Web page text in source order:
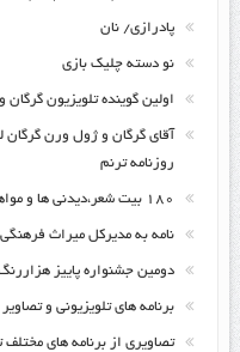
پادرازی/ نان
نو دسته چلیک بازی
اولین گوینده تلویزیون
آقای گرگان و ژول ورن گرگان
روزنامه ترنم
۱۸۰ بیت شعر،دیدنی ها و مواهب خداوندی در آن ،پائیز ۹۲
نامه به مدیرکل میراث
دومین جشنواره پاییز
برنامه های تلویزیونی و تصاویر
تصاویری از برنامه های مختلف